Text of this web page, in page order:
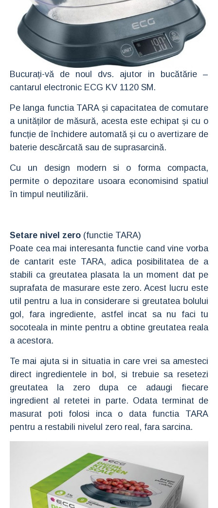
Bucurați-vă de noul dvs. ajutor in bucătărie –
cantarul electronic ECG KV 1120 SM.
Pe langa functia TARA și capacitatea de comutare
a unităților de măsură, acesta este echipat și cu o
funcție de închidere automată și cu o avertizare de
baterie descărcată sau de suprasarcină.
Cu un design modern si o forma compacta,
permite o depozitare usoara economisind spatiul
în timpul neutilizării.
Setare nivel zero (functie TARA)
Poate cea mai interesanta functie cand vine vorba
de cantarit este TARA, adica posibilitatea de a
stabili ca greutatea plasata la un moment dat pe
suprafata de masurare este zero. Acest lucru este
util pentru a lua in considerare si greutatea bolului
gol, fara ingrediente, astfel incat sa nu faci tu
socoteala in minte pentru a obtine greutatea reala
a acestora.
Te mai ajuta si in situatia in care vrei sa amesteci
direct ingredientele in bol, si trebuie sa resetezi
greutatea la zero dupa ce adaugi fiecare
ingredient al retetei in parte. Odata terminat de
masurat poti folosi inca o data functia TARA
pentru a restabili nivelul zero real, fara sarcina.